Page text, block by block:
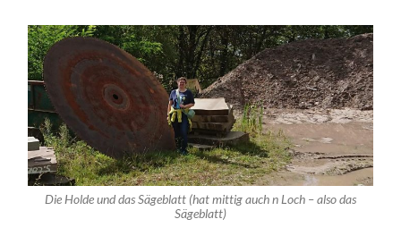
Die Holde und das Sägeblatt (hat mittig auch n Loch – also das
Sägeblatt)